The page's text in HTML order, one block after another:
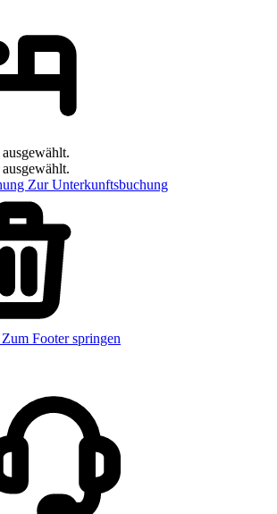
Zur Unterkunftsbuchung
Zum Footer springen